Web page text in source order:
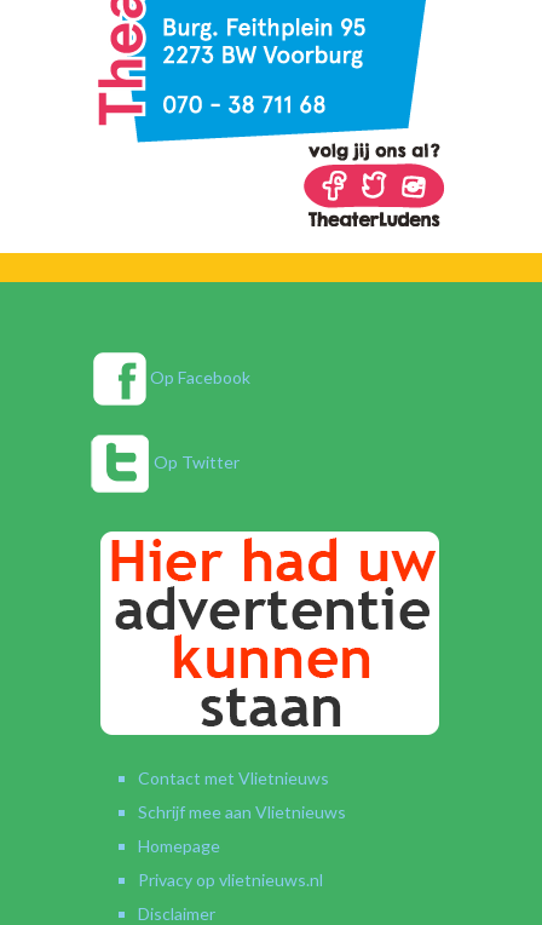
Op Facebook
Op Twitter
Contact met Vlietnieuws
Schrijf mee aan Vlietnieuws
Homepage
Privacy op vlietnieuws.nl
Disclaimer